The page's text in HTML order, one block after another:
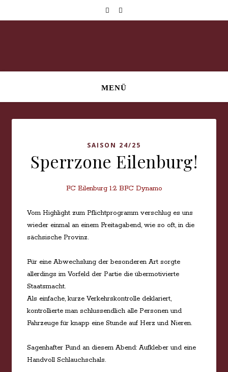
MENÜ
SAISON 24/25
Sperrzone Eilenburg!
FC Eilenburg 1:2 BFC Dynamo
Vom Highlight zum Pflichtprogramm verschlug es uns
wieder einmal an einem Freitagabend, wie so oft, in die
sächsische Provinz.
Für eine Abwechslung der besonderen Art sorgte
allerdings im Vorfeld der Partie die übermotivierte
Staatsmacht.
Als einfache, kurze Verkehrskontrolle deklariert,
kontrollierte man schlussendlich alle Personen und
Fahrzeuge für knapp eine Stunde auf Herz und Nieren.
Sagenhafter Fund an diesem Abend: Aufkleber und eine
Handvoll Schlauchschals.